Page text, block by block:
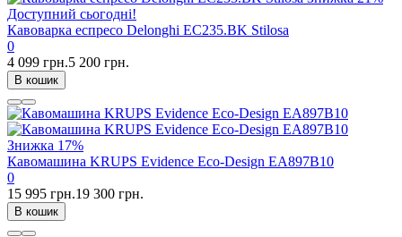
Доступний сьогодні!
Кавоварка еспресо Delonghi EC235.BK Stilosa
0
4 099 грн.5 200 грн.
В кошик
Знижка 17%
Кавомашина KRUPS Evidence Eco-Design EA897B10
0
15 995 грн.19 300 грн.
В кошик